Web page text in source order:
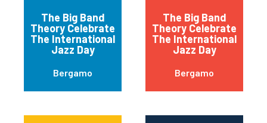
The Big Band
Theory Celebrate
The International
Jazz Day
Bergamo
The Big Band
Theory Celebrate
The International
Jazz Day
Bergamo